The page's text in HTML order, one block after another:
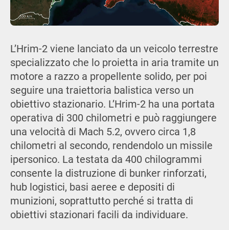
L’Hrim-2 viene lanciato da un veicolo terrestre
specializzato che lo proietta in aria tramite un
motore a razzo a propellente solido, per poi
seguire una traiettoria balistica verso un
obiettivo stazionario. L’Hrim-2 ha una portata
operativa di 300 chilometri e può raggiungere
una velocità di Mach 5.2, ovvero circa 1,8
chilometri al secondo, rendendolo un missile
ipersonico. La testata da 400 chilogrammi
consente la distruzione di bunker rinforzati,
hub logistici, basi aeree e depositi di
munizioni, soprattutto perché si tratta di
obiettivi stazionari facili da individuare.